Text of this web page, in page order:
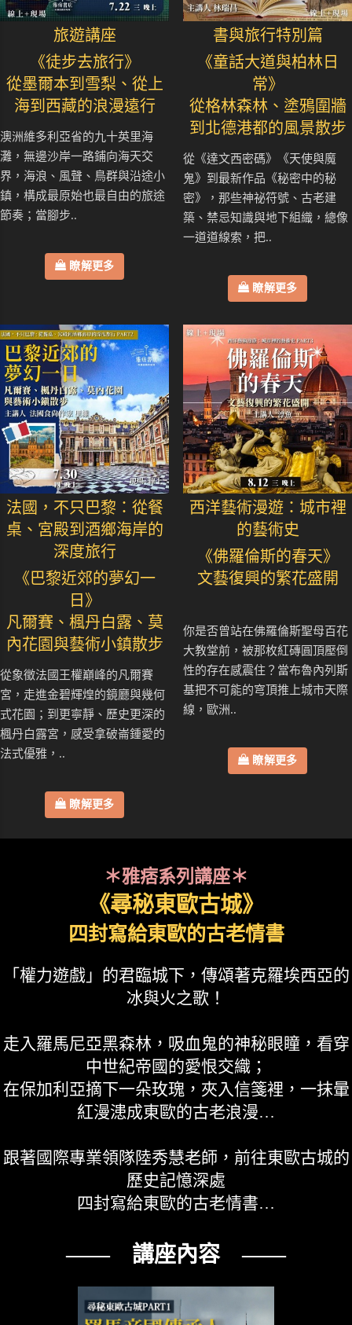
旅遊講座
《徒步去旅行》
從墨爾本到雪梨、從上
海到西藏的浪漫遠行
澳洲維多利亞省的九十英里海
灘，無邊沙岸一路鋪向海天交
界，海浪、風聲、鳥群與沿途小
鎮，構成最原始也最自由的旅途
節奏；當腳步..
瞭解更多
書與旅行特別篇
《童話大道與柏林日
常》
從格林森林、塗鴉圍牆
到北德港都的風景散步
從《達文西密碼》《天使與魔
鬼》到最新作品《秘密中的秘
密》，那些神祕符號、古老建
築、禁忌知識與地下組織，總像
一道道線索，把..
瞭解更多
法國，不只巴黎：從餐
桌、宮殿到酒鄉海岸的
深度旅行
《巴黎近郊的夢幻一
日》
凡爾賽、楓丹白露、莫
內花園與藝術小鎮散步
從象徵法國王權巔峰的凡爾賽
宮，走進金碧輝煌的鏡廳與幾何
式花園；到更寧靜、歷史更深的
楓丹白露宮，感受拿破崙鍾愛的
法式優雅，..
瞭解更多
西洋藝術漫遊：城市裡
的藝術史
《佛羅倫斯的春天》
文藝復興的繁花盛開
你是否曾站在佛羅倫斯聖母百花
大教堂前，被那枚紅磚圓頂壓倒
性的存在感震住？當布魯內列斯
基把不可能的穹頂推上城市天際
線，歐洲..
瞭解更多
＊雅痞系列講座＊
《尋秘東歐古城》
四封寫給東歐的古老情書
「權力遊戲」的君臨城下，傳頌著克羅埃西亞的
冰與火之歌！
走入羅馬尼亞黑森林，吸血鬼的神秘眼瞳，看穿
中世紀帝國的愛恨交織；
在保加利亞摘下一朵玫瑰，夾入信箋裡，一抹暈
紅漫漶成東歐的古老浪漫…
跟著國際專業領隊陸秀慧老師，前往東歐古城的
歷史記憶深處
四封寫給東歐的古老情書…
—— 講座內容 ——